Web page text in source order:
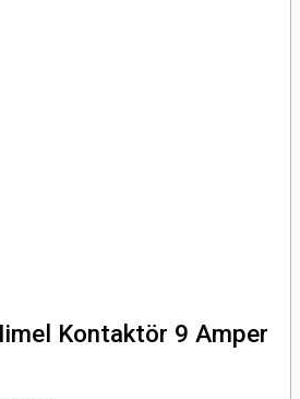
Kontaktör 9 Amper